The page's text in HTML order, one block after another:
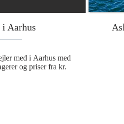
i Aarhus
med i Aarhus med
og priser fra kr.